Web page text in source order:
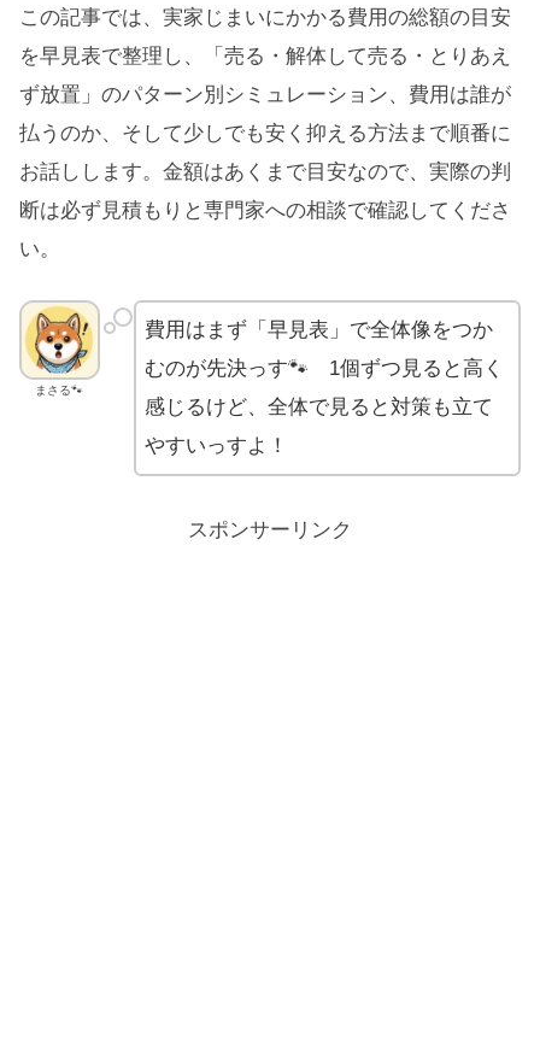
この記事では、実家じまいにかかる費用の総額の目安
を早見表で整理し、「売る・解体して売る・とりあえ
ず放置」のパターン別シミュレーション、費用は誰が
払うのか、そして少しでも安く抑える方法まで順番に
お話しします。金額はあくまで目安なので、実際の判
断は必ず見積もりと専門家への相談で確認してくださ
い。
まさる🐾
費用はまず「早見表」で全体像をつか
むのが先決っす🐾 1個ずつ見ると高く
感じるけど、全体で見ると対策も立て
やすいっすよ！
スポンサーリンク